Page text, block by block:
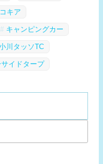
コキア
キャンピングカー
川タッソTC
イドタープ